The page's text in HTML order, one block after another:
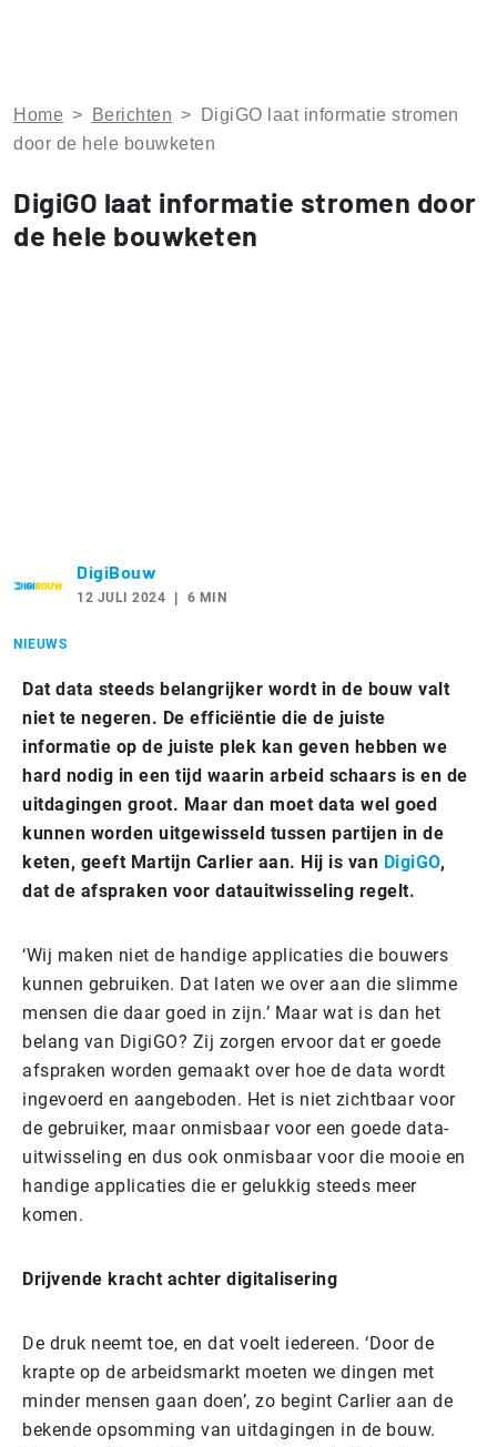
Home > Berichten >
DigiGO laat informatie stromen
door de hele bouwketen
DigiGO laat informatie stromen door
de hele bouwketen
DigiBouw
12 JULI 2024 6 MIN
NIEUWS
Dat data steeds belangrijker wordt in de bouw valt
niet te negeren. De efficiëntie die de juiste
informatie op de juiste plek kan geven hebben we
hard nodig in een tijd waarin arbeid schaars is en de
uitdagingen groot. Maar dan moet data wel goed
kunnen worden uitgewisseld tussen partijen in de
keten, geeft Martijn Carlier aan. Hij is van DigiGO,
dat de afspraken voor datauitwisseling regelt.
‘Wij maken niet de handige applicaties die bouwers
kunnen gebruiken. Dat laten we over aan die slimme
mensen die daar goed in zijn.’ Maar wat is dan het
belang van DigiGO? Zij zorgen ervoor dat er goede
afspraken worden gemaakt over hoe de data wordt
ingevoerd en aangeboden. Het is niet zichtbaar voor
de gebruiker, maar onmisbaar voor een goede data-
uitwisseling en dus ook onmisbaar voor die mooie en
handige applicaties die er gelukkig steeds meer
komen.
Drijvende kracht achter digitalisering
De druk neemt toe, en dat voelt iedereen. ‘Door de
krapte op de arbeidsmarkt moeten we dingen met
minder mensen gaan doen’, zo begint Carlier aan de
bekende opsomming van uitdagingen in de bouw.